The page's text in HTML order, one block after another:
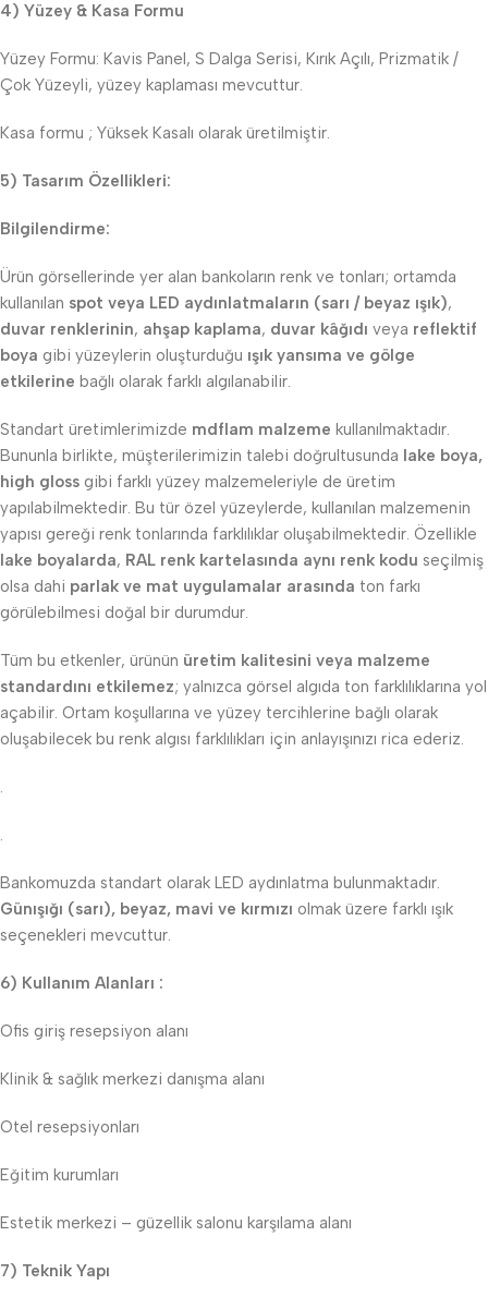
4) Yüzey & Kasa Formu
Yüzey Formu: Kavis Panel, S Dalga Serisi, Kırık Açılı, Prizmatik /
Çok Yüzeyli, yüzey kaplaması mevcuttur.
Kasa formu ; Yüksek Kasalı olarak üretilmiştir.
5) Tasarım Özellikleri:
Bilgilendirme:
Ürün görsellerinde yer alan bankoların renk ve tonları; ortamda
kullanılan spot veya LED aydınlatmaların (sarı / beyaz ışık),
duvar renklerinin, ahşap kaplama, duvar kâğıdı veya reflektif
boya gibi yüzeylerin oluşturduğu ışık yansıma ve gölge
etkilerine bağlı olarak farklı algılanabilir.
Standart üretimlerimizde mdflam malzeme kullanılmaktadır.
Bununla birlikte, müşterilerimizin talebi doğrultusunda lake boya,
high gloss gibi farklı yüzey malzemeleriyle de üretim
yapılabilmektedir. Bu tür özel yüzeylerde, kullanılan malzemenin
yapısı gereği renk tonlarında farklılıklar oluşabilmektedir. Özellikle
lake boyalarda, RAL renk kartelasında aynı renk kodu seçilmiş
olsa dahi parlak ve mat uygulamalar arasında ton farkı
görülebilmesi doğal bir durumdur.
Tüm bu etkenler, ürünün üretim kalitesini veya malzeme
standardını etkilemez; yalnızca görsel algıda ton farklılıklarına yol
açabilir. Ortam koşullarına ve yüzey tercihlerine bağlı olarak
oluşabilecek bu renk algısı farklılıkları için anlayışınızı rica ederiz.
.
.
Bankomuzda standart olarak LED aydınlatma bulunmaktadır.
Günışığı (sarı), beyaz, mavi ve kırmızı olmak üzere farklı ışık
seçenekleri mevcuttur.
6) Kullanım Alanları :
Ofis giriş resepsiyon alanı
Klinik & sağlık merkezi danışma alanı
Otel resepsiyonları
Eğitim kurumları
Estetik merkezi – güzellik salonu karşılama alanı
7) Teknik Yapı